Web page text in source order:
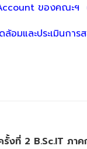
Account ของคณะ
อมและประเมินการ
งที่ 2 B.Sc.IT ภา